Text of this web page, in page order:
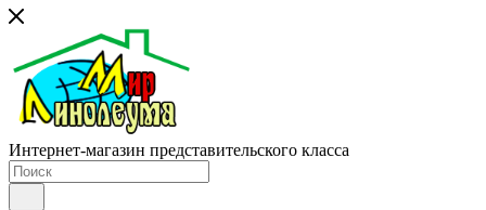
Интернет-магазин представительского класса